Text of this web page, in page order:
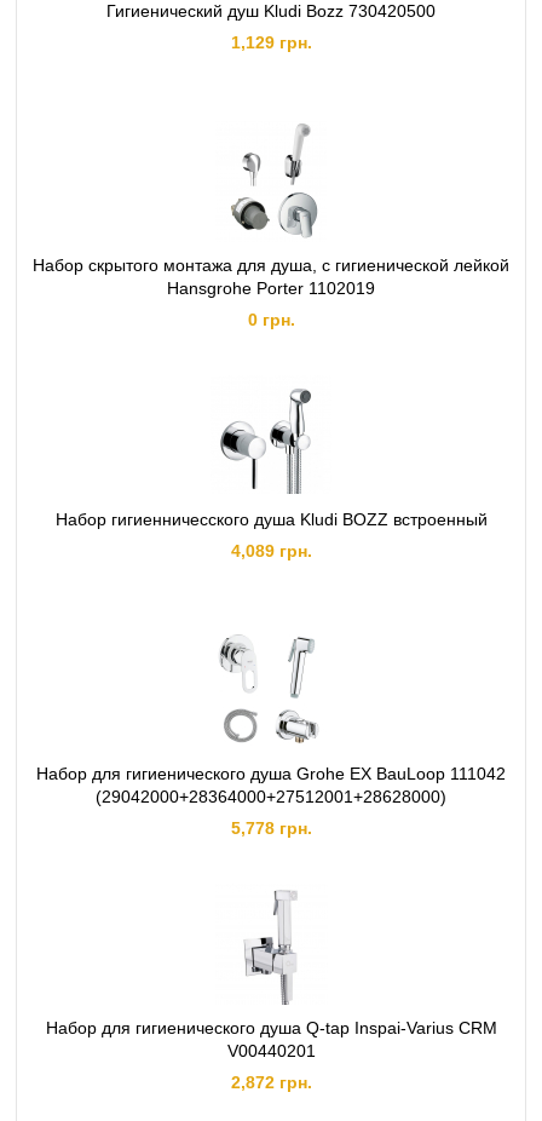
Гигиенический душ Kludi Bozz 730420500
1,129 грн.
Набор скрытого монтажа для душа, с гигиенической лейкой
Hansgrohe Porter 1102019
0 грн.
Набор гигиенничесского душа Kludi BOZZ встроенный
4,089 грн.
Набор для гигиенического душа Grohe EX BauLoop 111042
(29042000+28364000+27512001+28628000)
5,778 грн.
Набор для гигиенического душа Q-tap Inspai-Varius CRM
V00440201
2,872 грн.